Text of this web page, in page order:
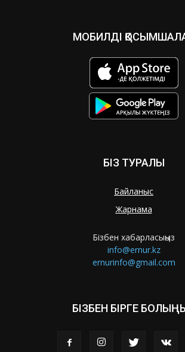
МОБИЛДІ
БІЗ ТУРАЛЫ
Байланыс
Жарнама
Бізбен хабарласыңыз
info@ernur.kz
ernurinfo@gmail.com
БІЗБЕН БІРГЕ